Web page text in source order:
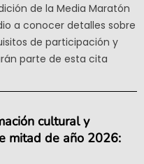
de la Media Maratón
a conocer detalles sobre
de participación y
parte de esta cita
cultural y
mitad de año 2026: